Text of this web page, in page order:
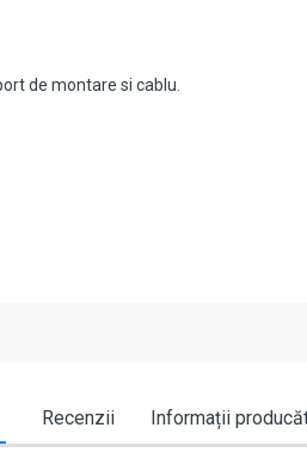
de montare si cablu.
Recenzii Informații